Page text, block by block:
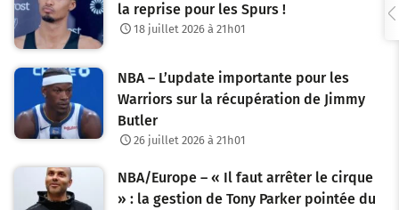
la reprise pour les Spurs !
18 juillet 2026 à 21h01
NBA – L’update importante pour les
Warriors sur la récupération de Jimmy
Butler
26 juillet 2026 à 21h01
NBA/Europe – « Il faut arrêter le cirque
» : la gestion de Tony Parker pointée du